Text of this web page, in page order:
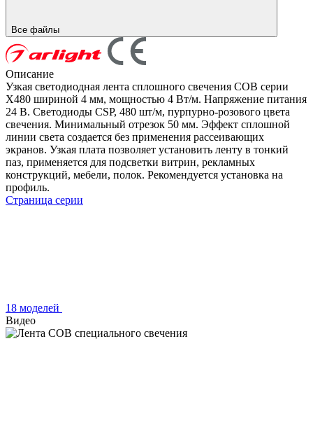
Все файлы
Описание
Узкая светодиодная лента сплошного свечения COB серии
X480 шириной 4 мм, мощностью 4 Вт/м. Напряжение питания
24 В. Светодиоды CSP, 480 шт/м, пурпурно-розового цвета
свечения. Минимальный отрезок 50 мм. Эффект сплошной
линии света создается без применения рассеивающих
экранов. Узкая плата позволяет установить ленту в тонкий
паз, применяется для подсветки витрин, рекламных
конструкций, мебели, полок. Рекомендуется установка на
профиль.
Страница серии
18 моделей
Видео